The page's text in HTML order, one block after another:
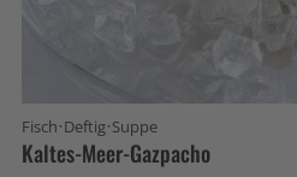
Fisch·Deftig·Suppe
Kaltes-Meer-Gazpacho